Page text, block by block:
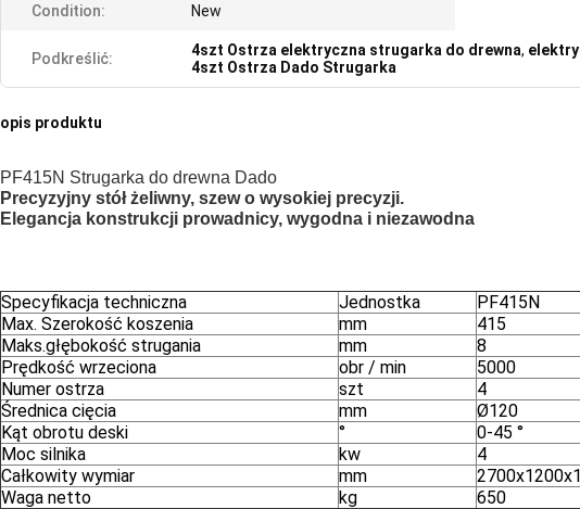
Condition: New
Podkreślić: 4szt Ostrza elektryczna strugarka do drewna,
4szt Ostrza Dado Strugarka
opis produktu
PF415N Strugarka do drewna Dado
Precyzyjny stół żeliwny, szew o wysokiej precyzji.
Elegancja konstrukcji prowadnicy, wygodna i niezawodna
Specyfikacja techniczna Jednostka
PF415N
Max. Szerokość koszenia
mm
415
Maks.głębokość strugania
mm
8
Prędkość wrzeciona
obr / min
5000
Numer ostrza
szt
4
Średnica cięcia
mm
Ø120
Kąt obrotu deski
°
0-45 °
Moc silnika
kw
4
Całkowity wymiar
mm
Waga netto
kg 650